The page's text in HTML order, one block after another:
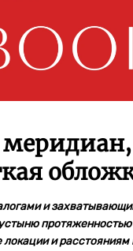
и
локации и